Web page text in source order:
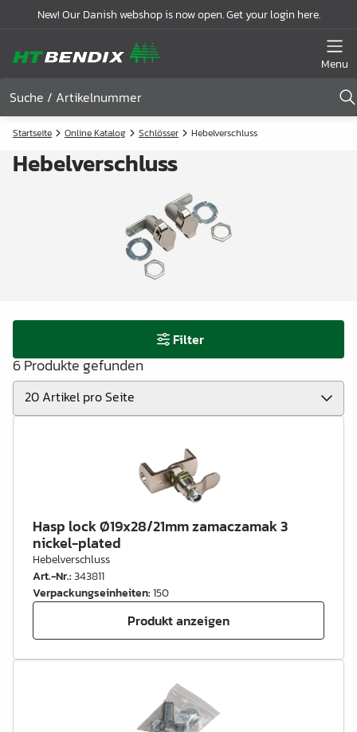
New! Our Danish webshop is now open. Get your login here.
Menu
Startseite Online Katalog Schlösser Hebelverschluss
Hebelverschluss
Filter
6 Produkte gefunden
Hasp lock Ø19x28/21mm zamaczamak 3
nickel-plated
Hebelverschluss
Art.-Nr.:343811
Verpackungseinheiten:150
Produkt anzeigen